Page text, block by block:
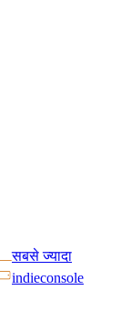
सबसे ज्यादा
indieconsole